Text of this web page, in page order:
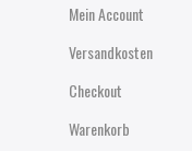
Mein Account
Versandkosten
Checkout
Warenkorb